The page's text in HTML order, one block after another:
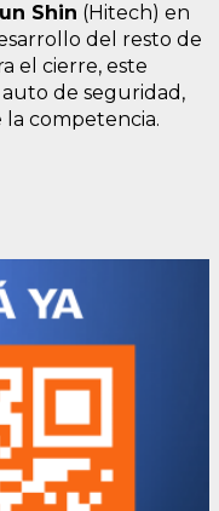
Shin (Hitech) en
del resto de
el cierre, este
de seguridad,
la competencia.